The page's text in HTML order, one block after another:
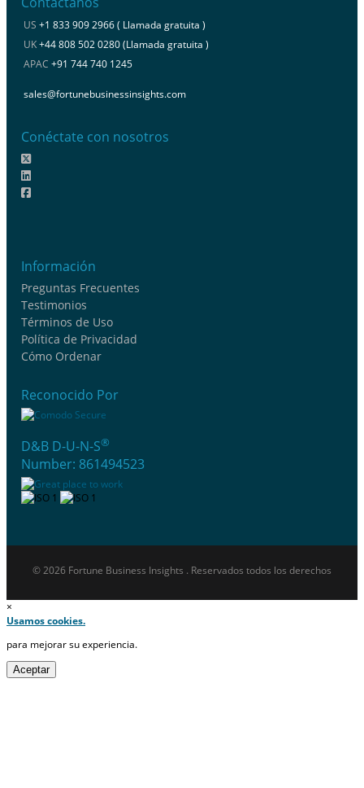
US +1 833 909 2966 ( Llamada gratuita )
UK+44 808 502 0280 (Llamada gratuita )
APAC +91 744 740 1245
sales@fortunebusinessinsights.com
Conéctate con nosotros
Información
Preguntas Frecuentes
Testimonios
Términos de Uso
Política de Privacidad
Cómo Ordenar
Reconocido Por
D&B D-U-N-S®
Number: 861494523
© 2026 Fortune Business Insights . Reservados todos los derechos
×
Usamos cookies.
para mejorar su experiencia.
Aceptar